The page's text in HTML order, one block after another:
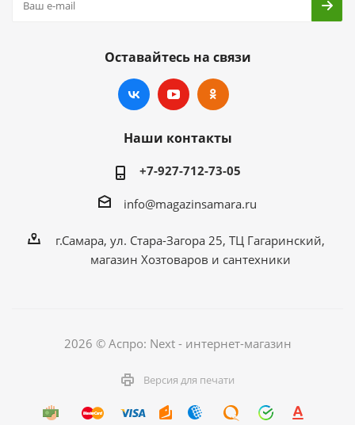
Оставайтесь на связи
Наши контакты
+7-927-712-73-05
info@magazinsamara.ru
г.Самара, ул. Стара-Загора 25, ТЦ Гагаринский,
магазин Хозтоваров и сантехники
2026 © Аспро: Next - интернет-магазин
Версия для печати